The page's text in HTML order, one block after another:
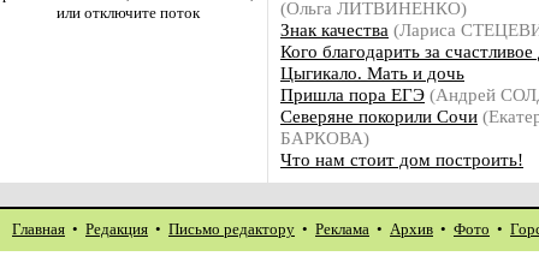
или отключите поток
(Ольга ЛИТВИНЕНКО)
Знак качества (Лариса
Кого благодарить за счастливое
Цыгикало. Мать и дочь
Пришла пора ЕГЭ (Андрей
Северяне покорили Сочи
БАРКОВА)
Что нам стоит дом построить!
Главная • Редакция • Письмо редактору • Реклама • Архив • Фото •